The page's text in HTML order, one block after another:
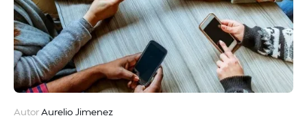
AutorAurelio Jimenez